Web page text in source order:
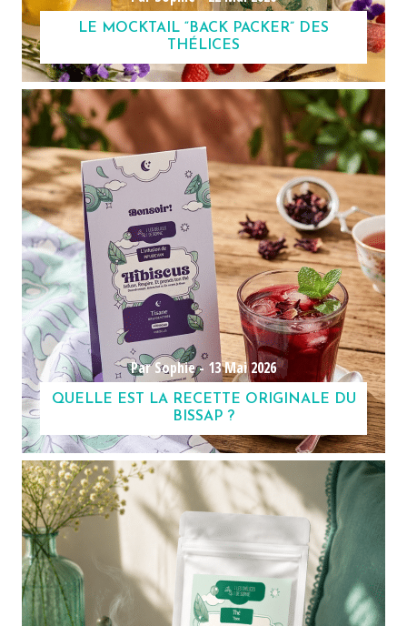
LE MOCKTAIL “BACK PACKER” DES
THÉLICES
Par Sophie -13 Mai 2026
QUELLE EST LA RECETTE ORIGINALE DU
BISSAP ?